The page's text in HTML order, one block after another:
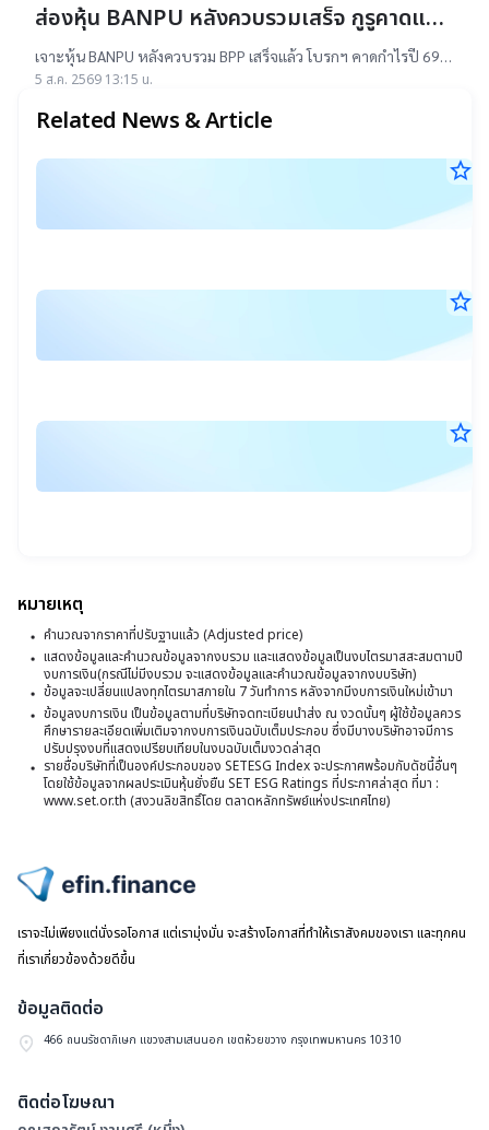
ส่องหุ้น BANPU หลังควบรวมเสร็จ กูรูคาดแนว
โน้มธุรกิจแจ่ม แถมยีลด์ปันผลดี เป้าสูงสุด
16.50 บาท
เจาะหุ้น BANPU หลังควบรวม BPP เสร็จแล้ว โบรกฯ คาดกำไรปี 69-
70 โต 19-22% เคาะราคาเป้าหมาย 14.50-16.50 บาท ยีลด์ปันผลดี
5 ส.ค. 2569 13:15 น.
Related News & Article
star_border
star_border
star_border
หมายเหตุ
คำนวณจากราคาที่ปรับฐานแล้ว (Adjusted price)
แสดงข้อมูลและคำนวณข้อมูลจากงบรวม และแสดงข้อมูลเป็นงบไตรมาสสะสมตามปี
งบการเงิน(กรณีไม่มีงบรวม จะแสดงข้อมูลและคำนวณข้อมูลจากงบบริษัท)
ข้อมูลจะเปลี่ยนแปลงทุกไตรมาสภายใน 7 วันทำการ หลังจากมีงบการเงินใหม่เข้ามา
ข้อมูลงบการเงิน เป็นข้อมูลตามที่บริษัทจดทะเบียนนำส่ง ณ งวดนั้นๆ ผู้ใช้ข้อมูลควร
ศึกษารายละเอียดเพิ่มเติมจากงบการเงินฉบับเต็มประกอบ ซึ่งมีบางบริษัทอาจมีการ
ปรับปรุงงบที่แสดงเปรียบเทียบในงบฉบับเต็มงวดล่าสุด
รายชื่อบริษัทที่เป็นองค์ประกอบของ SETESG Index จะประกาศพร้อมกับดัชนี้อื่นๆ
โดยใช้ข้อมูลจากผลประเมินหุ้นยั่งยืน SET ESG Ratings ที่ประกาศล่าสุด ที่มา :
www.set.or.th (สงวนลิขสิทธิ์โดย ตลาดหลักทรัพย์แห่งประเทศไทย)
ไปหน้าแรก
เราจะไม่เพียงแต่นั่งรอโอกาส แต่เรามุ่งมั่น จะสร้างโอกาสที่ทำให้เราสังคมของเรา และทุกคน
ที่เราเกี่ยวข้องด้วยดีขึ้น
ข้อมูลติดต่อ
466 ถนนรัชดาภิเษก แขวงสามเสนนอก เขตห้วยขวาง กรุงเทพมหานคร 10310
ติดต่อโฆษณา